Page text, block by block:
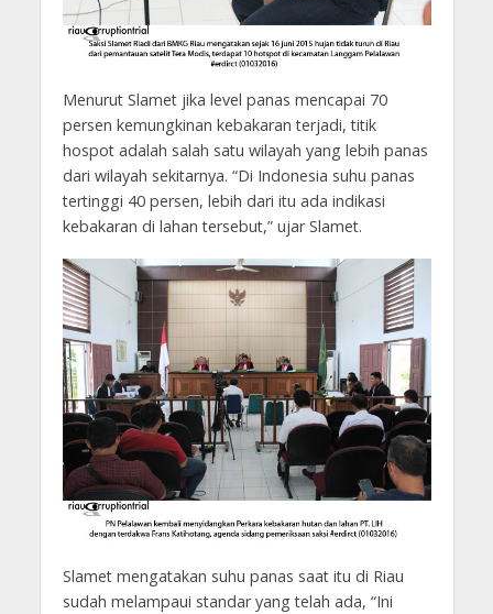
Menurut Slamet jika level panas mencapai 70
persen kemungkinan kebakaran terjadi, titik
hospot adalah salah satu wilayah yang lebih panas
dari wilayah sekitarnya. “Di Indonesia suhu panas
tertinggi 40 persen, lebih dari itu ada indikasi
kebakaran di lahan tersebut,” ujar Slamet.
Slamet mengatakan suhu panas saat itu di Riau
sudah melampaui standar yang telah ada, “Ini